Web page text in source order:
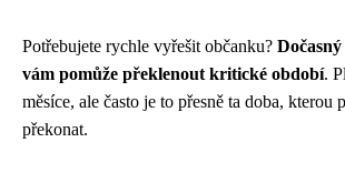
Potřebujete rychle vyřešit občanku?
vám pomůže překlenout kritické období.
měsíce, ale často je to přesně ta doba, kterou
překonat.